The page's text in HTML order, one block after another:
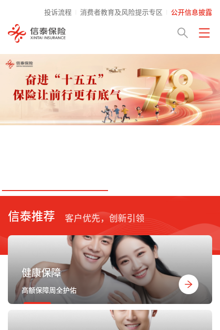
投诉流程 消费者教育及风险提示专区 公开信息披露
信泰推荐 客户优先，创新引领
健康保障
高额保障周全护佑